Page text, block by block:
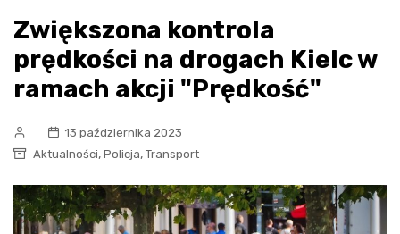
Zwiększona kontrola
prędkości na drogach Kielc w
ramach akcji "Prędkość"
13 października 2023
Aktualności, Policja, Transport